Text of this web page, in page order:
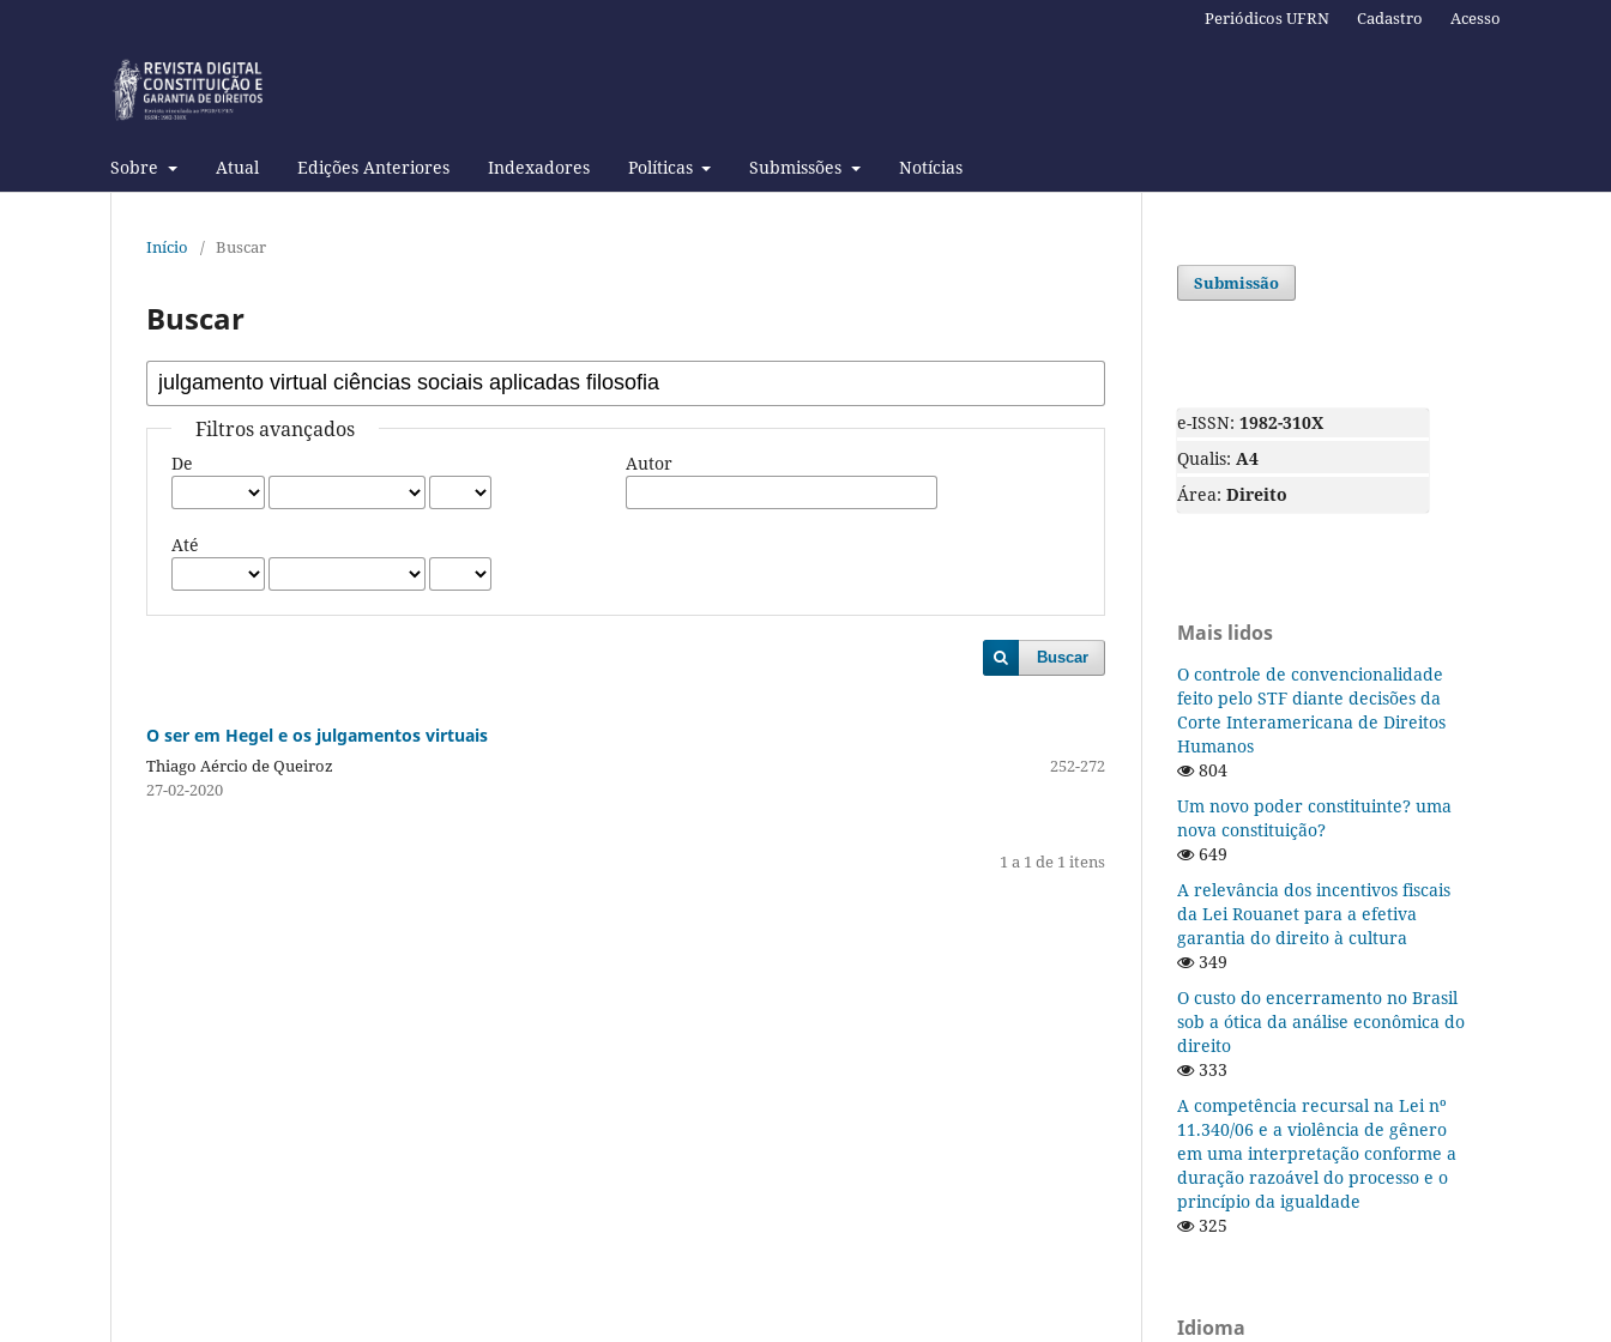
Sobre Atual Edições Anteriores Indexadores Políticas Submissões Notícias
Periódicos UFRN Cadastro Acesso
Início / Buscar
Buscar
Filtros avançados
De
Até
Autor
Buscar
O ser em Hegel e os julgamentos virtuais
Thiago Aércio de Queiroz
252-272
27-02-2020
1 a 1 de 1 itens
Submissão
e-ISSN: 1982-310X
Qualis: A4
Área: Direito
Mais lidos
O controle de convencionalidade
feito pelo STF diante decisões da
Corte Interamericana de Direitos
Humanos
804
Um novo poder constituinte? uma
nova constituição?
649
A relevância dos incentivos fiscais
da Lei Rouanet para a efetiva
garantia do direito à cultura
349
O custo do encerramento no Brasil
sob a ótica da análise econômica do
direito
333
A competência recursal na Lei nº
11.340/06 e a violência de gênero
em uma interpretação conforme a
duração razoável do processo e o
princípio da igualdade
325
Idioma